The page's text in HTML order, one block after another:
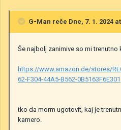
G-Man reče Dne, 7. 1. 2024
Še najbolj zanimive so mi trenutno
https://www.amazon.de/stores/
62-F304-44A5-B562-0B5163F6E301
tko da morm ugotovit, kaj je
kamero.